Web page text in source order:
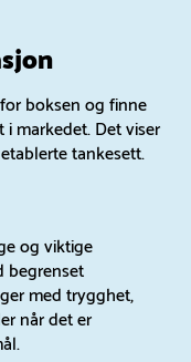
boksen og finne
markedet. Det viser
tankesett.
og viktige
begrenset
med trygghet,
når det er